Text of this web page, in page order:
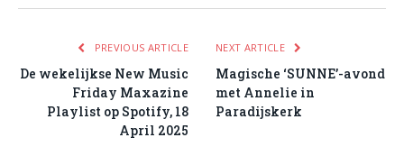
PREVIOUS ARTICLE
De wekelijkse New Music
Friday Maxazine
Playlist op Spotify, 18
April 2025
NEXT ARTICLE
Magische ‘SUNNE’-avond
met Annelie in
Paradijskerk